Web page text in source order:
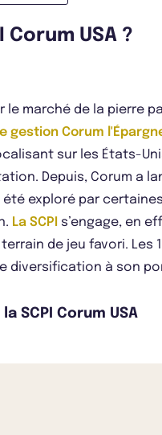
USA ?
le marché de la pierre
gestion Corum
sur les États-
Depuis, Corum a
exploré par
La SCPI s’engage, en
de jeu favori.
à son
SCPI Corum USA